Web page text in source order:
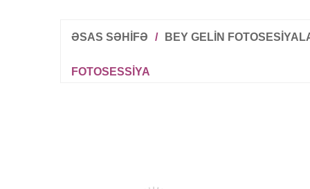
ƏSAS SƏHİFƏ / BEY GELIN
FOTOSESSIYA